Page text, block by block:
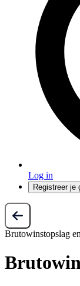
Log in
Registreer je
Brutowinstopslag